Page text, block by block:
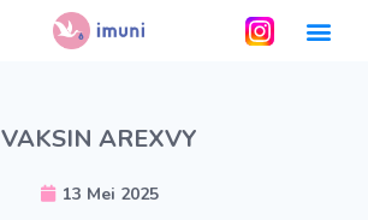
VAKSIN AREXVY
13 Mei 2025